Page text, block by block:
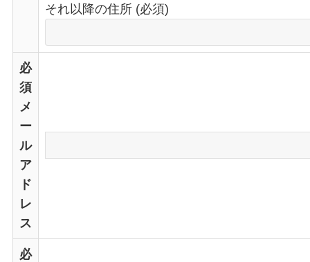
それ以降の住所 (必須)
必
須
メ
ー
ル
ア
ド
レ
ス
必